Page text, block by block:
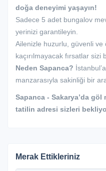
doğa deneyimi yaşayın!
Sadece 5 adet bungalov
yerinizi garantileyin.
Ailenizle huzurlu, güvenli ve
kaçırılmayacak fırsatlar sizi
Neden Sapanca?
manzarasıyla sakinliği bir
Sapanca - Sakarya’da göl
tatilin adresi sizleri
Merak Ettikleriniz